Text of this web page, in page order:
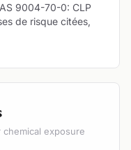
9004-70-0: CLP
de risque citées,
exposure